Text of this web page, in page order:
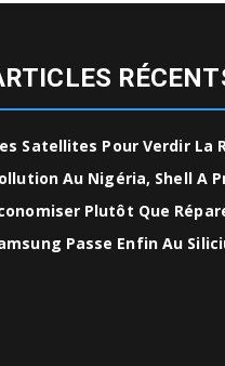
Satellites Pour Verdir La
Au Nigéria, Shell A
Plutôt Que
Passe Enfin Au